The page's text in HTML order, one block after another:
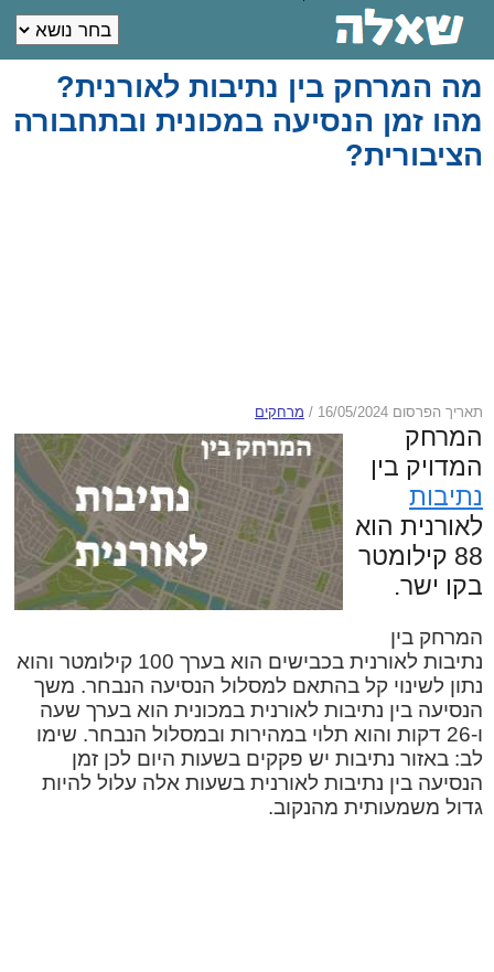
מה המרחק בין נתיבות לאורנית?
מהו זמן הנסיעה במכונית ובתחבורה
הציבורית?
תאריך הפרסום 16/05/2024 / מרחקים
המרחק
המדויק בין
נתיבות
לאורנית הוא
88 קילומטר
בקו ישר.
המרחק בין
נתיבות לאורנית בכבישים הוא בערך 100 קילומטר והוא
נתון לשינוי קל בהתאם למסלול הנסיעה הנבחר. משך
הנסיעה בין נתיבות לאורנית במכונית הוא בערך שעה
ו-26 דקות והוא תלוי במהירות ובמסלול הנבחר. שימו
לב: באזור נתיבות יש פקקים בשעות היום לכן זמן
הנסיעה בין נתיבות לאורנית בשעות אלה עלול להיות
גדול משמעותית מהנקוב.